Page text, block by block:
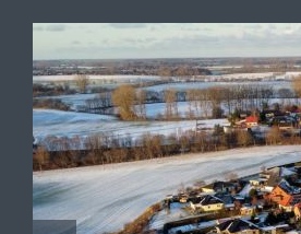
Einwohner:924 (Stand 31.12.2023)